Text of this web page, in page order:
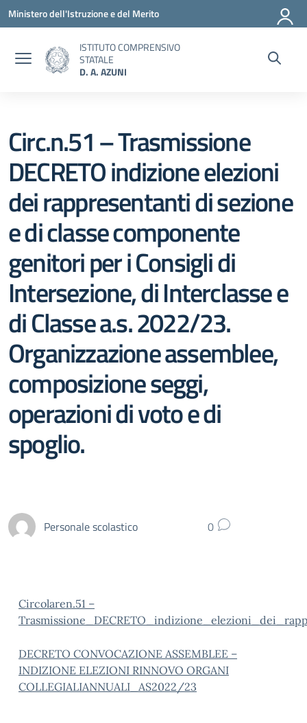
Vai ai contenuti
Vai al menu di navigazione
Vai al footer
Ministero dell'Istruzione e del Merito
ISTITUTO COMPRENSIVO
STATALE
D. A. AZUNI
Circ.n.51 – Trasmissione
DECRETO indizione elezioni
dei rappresentanti di sezione
e di classe componente
genitori per i Consigli di
Intersezione, di Interclasse e
di Classe a.s. 2022/23.
Organizzazione assemblee,
composizione seggi,
operazioni di voto e di
spoglio.
Personale scolastico 0
Circolaren.51 –
DECRETO CONVOCAZIONE ASSEMBLEE –
INDIZIONE ELEZIONI RINNOVO ORGANI
COLLEGIALIANNUALI_AS2022/23